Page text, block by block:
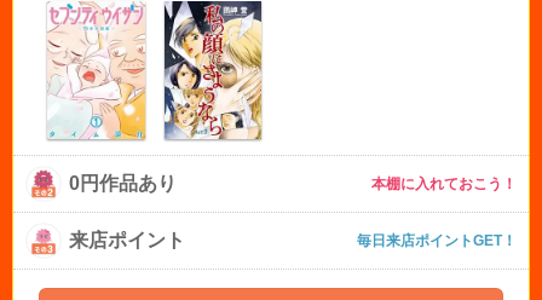
0円作品あり 本棚に入れておこう！
来店ポイント 毎日来店ポイントGET！